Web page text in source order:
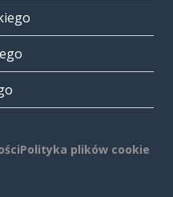
Polityka plików cookie